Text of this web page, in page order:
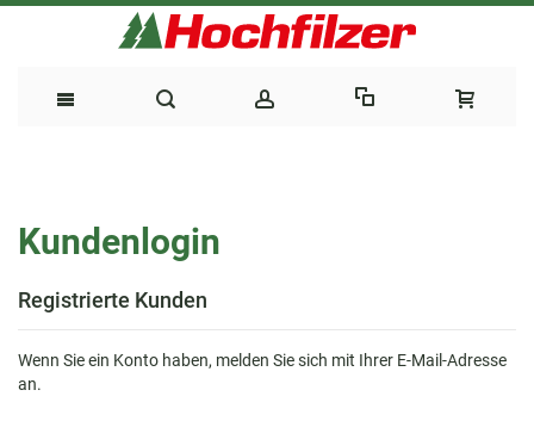
Inhalt
Kundenlogin
Registrierte Kunden
Wenn Sie ein Konto haben, melden Sie sich mit Ihrer E-Mail-Adresse
an.